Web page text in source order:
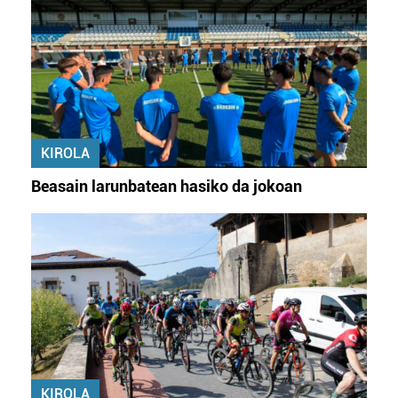
zure baimena Cookieen adierazpenean.
Webgune honek cookie propioak eta hirugarrenen cookie-
fitxategiak erabiltzen ditu. Zure esperientzia eta
zerbitzuak hobetzeko asmoz, cookie teknologiaz
baliatzen gara. Ohar hau onartuz gero, teknologia hori
erabiltzeko baimen esplizitua ematen diguzu.Gehiago
irakurri
KIROLA
Beasain larunbatean hasiko da jokoan
KIROLA